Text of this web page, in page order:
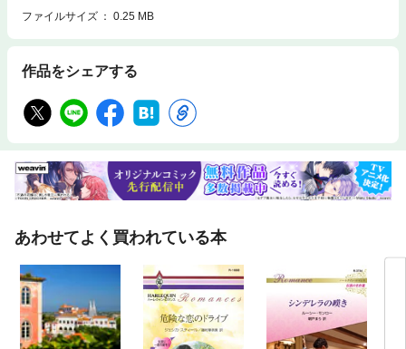
ファイルサイズ
0.25 MB
作品をシェアする
あわせてよく買われている本